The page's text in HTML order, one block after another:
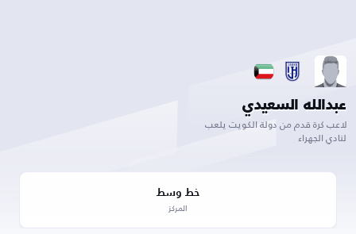
عبدالله السعيدي
لاعب كرة قدم من دولة الكويت يلعب
لنادي الجهراء
خط وسط
المركز